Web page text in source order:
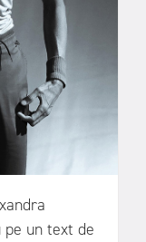
pe un text de